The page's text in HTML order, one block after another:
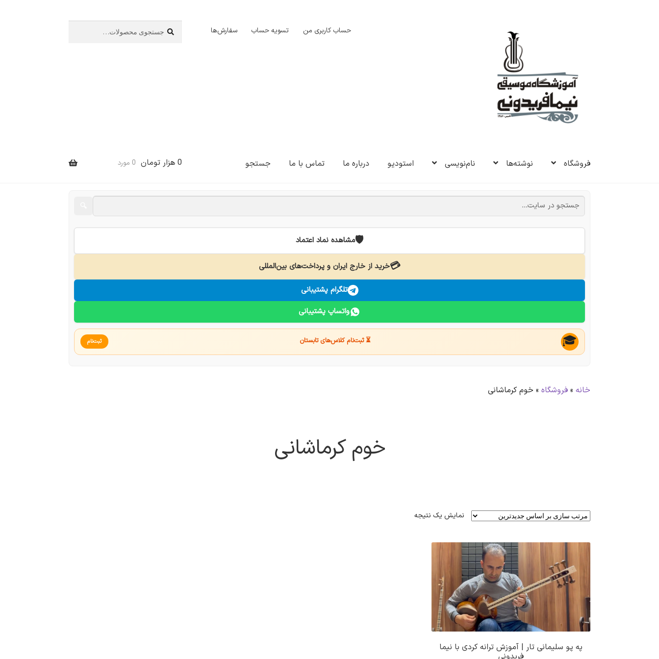
حساب کاربری من تسویه حساب سفارش‌ها
برای:
فروشگاه نوشته‌ها نام‌نویسی استودیو درباره ما تماس با ما جستجو 0 هزار تومان 0 مورد
🛡️مشاهده نماد اعتماد
💳خرید از خارج ایران و پرداخت‌های بین‌المللی
تلگرام پشتیبانی
واتساپ پشتیبانی
🎓 ⏳ ثبت‌نام کلاس‌های تابستان ثبت‌نام
خانه »فروشگاه » خوم کرماشانی
خوم کرماشانی
نمایش یک نتیجه
په‌ پو سلیمانی تار | آموزش ترانه کردی با نیما
فریدونی